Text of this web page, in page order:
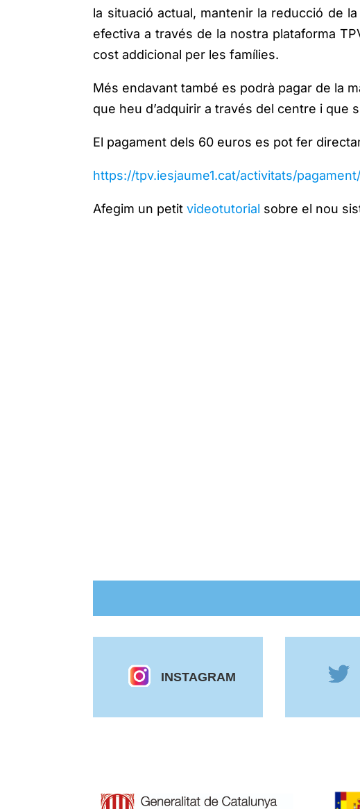
la situació actual, mantenir la reducció de
efectiva a través de la nostra plataforma
cost addicional per les famílies.
Més endavant també es podrà pagar de la
que heu d’adquirir a través del centre i que
El pagament dels 60 euros es pot fer
https://tpv.iesjaume1.cat/activitats/
Afegim un petitvideotutorial sobre el nou
INSTAGRAM